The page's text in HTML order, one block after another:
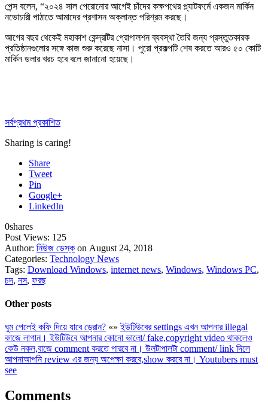
পেন্স বলেন, “২০২৪ সাল পেরোনোর আগেই চাঁদের কক্ষপথের প্ল্যাটফর্মে একজন মার্কিন
নভোচারী পাঠাতে আমাদের প্রশাসন অক্লান্ত পরিশ্রম করছে।
আগের বছর থেকেই মহাকাশ কেন্দ্রটির প্রোপালশন ব্যবস্থা তৈরি জন্য প্রস্তুতকারক
প্রতিষ্ঠানগুলোর সঙ্গে কাজ শুরু করেছে নাসা। পুরো প্রকল্পটি শেষ করতে আরও ৫০ কোটি
মার্কিন ডলার খরচ হবে বলে জানানো হয়েছে।
সর্বপ্রথম প্রকাশিত
Sharing is caring!
Share
Tweet
Pin
Google+
LinkedIn
0shares
Post Views: 125
Author: নিউজ ডেস্ক on August 24, 2018
Categories: Technology News
Tags: Download Windows, internet news, Windows, Windows PC,
চদ, নস, ফরছ
Other posts
ঘুম পেলেই কফি দিয়ে যাবে ড্রোন? «»ইউটিউবের settings এখন আপনার illegal
কাজে লাগান। ইউটিউবে আপনার কোনো ভালো/ fake,copyright video থাকলেও
কেউ নকল,বাজে comment করতে পারবে না। উলটাপালটা comment/ link দিলে
আপনাআপনি review এর জন্য অপেক্ষা করবে,show করবে না। Youtubers must
see
Comments